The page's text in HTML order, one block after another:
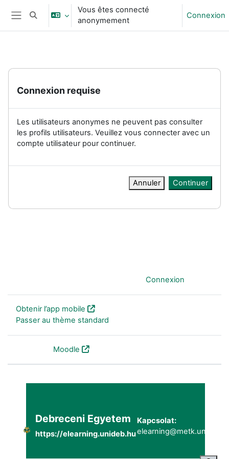
Passer au contenu principal
Panneau latéral
Activer/désactiver la saisie de recherche
Vous êtes connecté
anonymement
Connexion
Connexion requise
Les utilisateurs anonymes ne peuvent pas consulter
les profils utilisateurs. Veuillez vous connecter avec un
compte utilisateur pour continuer.
Annuler Continuer
Connexion
Obtenir l’app mobile
Passer au thème standard
Moodle
Debreceni Egyetem
https://elearning.unideb.hu
Kapcsolat: